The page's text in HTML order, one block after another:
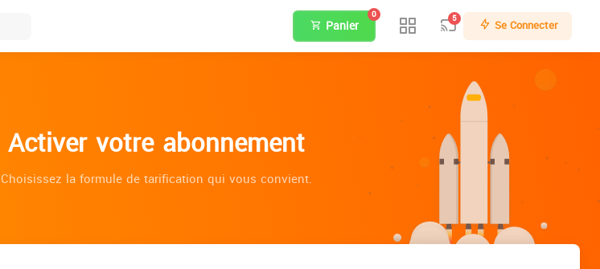
Panier
0 5 Se Connecter
Activer votre abonnement
Choisissez la formule de tarification qui vous convient.